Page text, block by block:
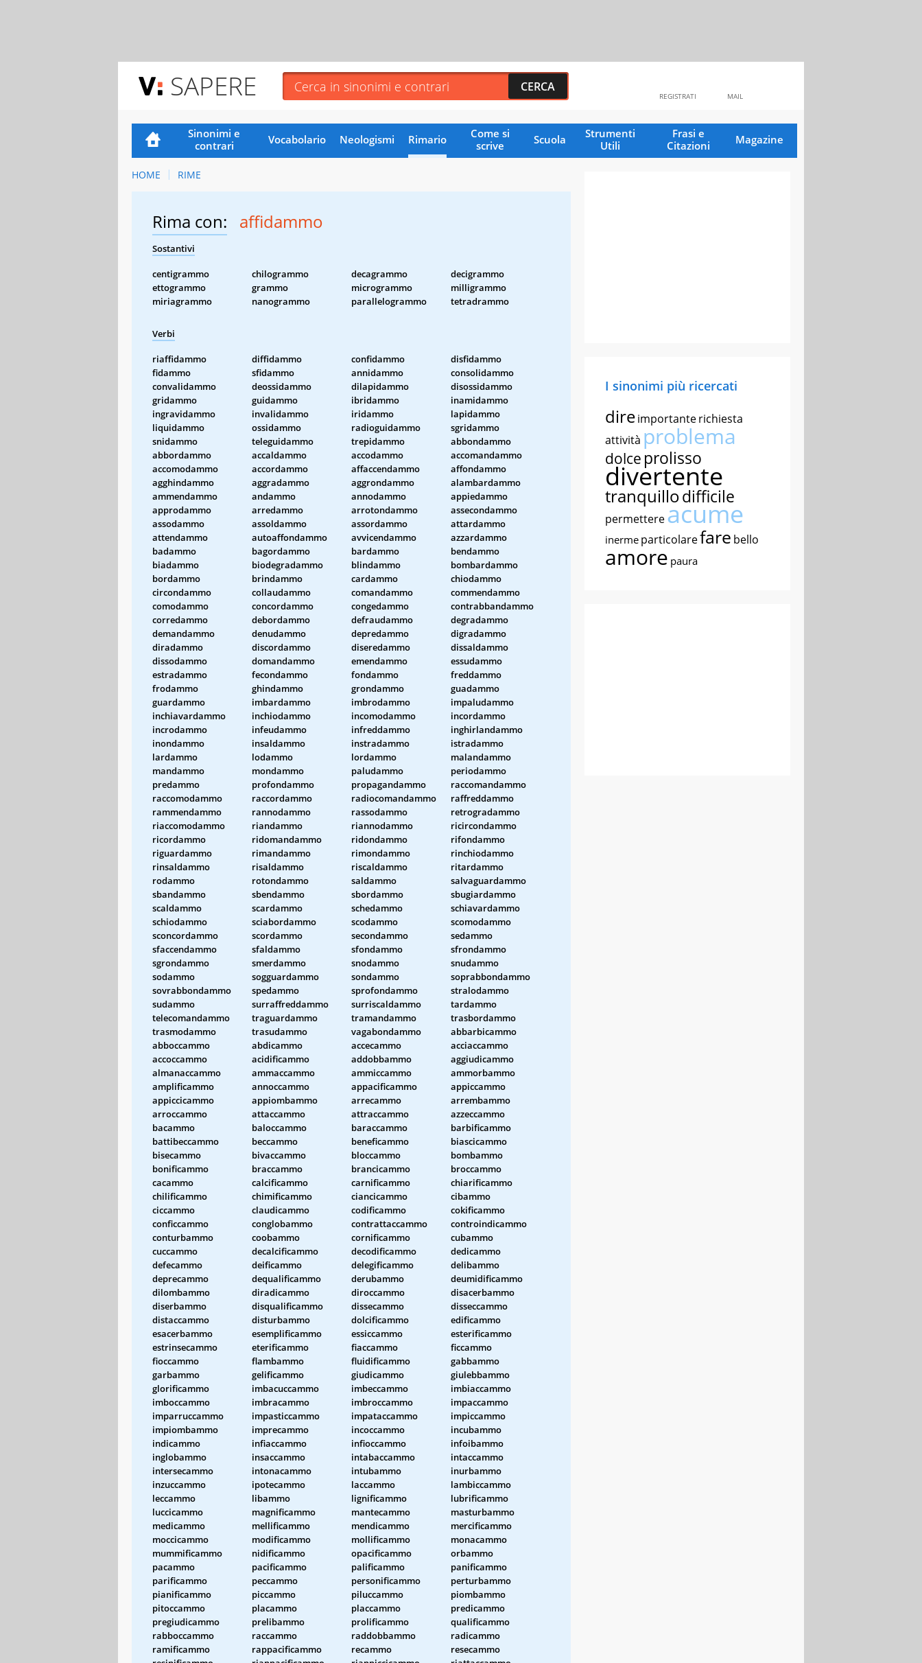
SAPERE MAIL
REGISTRATI
Sinonimi e
contrari
Vocabolario Neologismi Rimario
Come si
scrive
Scuola
Strumenti
Utili
Frasi e
Citazioni
Magazine
HOME RIME
Rima con: affidammo
Sostantivi
centigrammo chilogrammo decagrammo
decigrammo
ettogrammo
grammo microgrammo
milligrammo
miriagrammo
nanogrammo parallelogrammo tetradrammo
Verbi
riaffidammo diffidammo confidammo
disfidammo
fidammo
sfidammo annidammo
consolidammo
convalidammo
deossidammo dilapidammo
disossidammo
gridammo
guidammo ibridammo
inamidammo
ingravidammo
invalidammo iridammo
lapidammo
liquidammo
ossidammo radioguidammo
sgridammo
snidammo
teleguidammo trepidammo
abbondammo
abbordammo
accaldammo accodammo
accomandammo
accomodammo
accordammo affaccendammo
affondammo
agghindammo
aggradammo aggrondammo
alambardammo
ammendammo
andammo annodammo
appiedammo
approdammo
arredammo arrotondammo
assecondammo
assodammo
assoldammo assordammo
attardammo
attendammo
autoaffondammo avvicendammo
azzardammo
badammo
bagordammo bardammo
bendammo
biadammo
biodegradammo blindammo
bombardammo
bordammo
brindammo cardammo
chiodammo
circondammo
collaudammo comandammo
commendammo
comodammo
concordammo congedammo
contrabbandammo
corredammo
debordammo defraudammo
degradammo
demandammo
denudammo depredammo
digradammo
diradammo
discordammo diseredammo
dissaldammo
dissodammo
domandammo emendammo
essudammo
estradammo
fecondammo fondammo
freddammo
frodammo
ghindammo grondammo
guadammo
guardammo
imbardammo imbrodammo
impaludammo
inchiavardammo
inchiodammo incomodammo
incordammo
incrodammo
infeudammo infreddammo
inghirlandammo
inondammo
insaldammo instradammo
istradammo
lardammo
lodammo lordammo
malandammo
mandammo
mondammo paludammo
periodammo
predammo
profondammo propagandammo
raccomandammo
raccomodammo
raccordammo radiocomandammo
raffreddammo
rammendammo
rannodammo rassodammo
retrogradammo
riaccomodammo
riandammo riannodammo
ricircondammo
ricordammo
ridomandammo ridondammo
rifondammo
riguardammo
rimandammo rimondammo
rinchiodammo
rinsaldammo
risaldammo riscaldammo
ritardammo
rodammo
rotondammo saldammo
salvaguardammo
sbandammo
sbendammo sbordammo
sbugiardammo
scaldammo
scardammo schedammo
schiavardammo
schiodammo
sciabordammo scodammo
scomodammo
sconcordammo
scordammo secondammo
sedammo
sfaccendammo
sfaldammo sfondammo
sfrondammo
sgrondammo
smerdammo snodammo
snudammo
sodammo
sogguardammo sondammo
soprabbondammo
sovrabbondammo
spedammo sprofondammo
stralodammo
sudammo
surraffreddammo surriscaldammo
tardammo
telecomandammo
traguardammo tramandammo
trasbordammo
trasmodammo
trasudammo vagabondammo
abbarbicammo
abboccammo
abdicammo accecammo
acciaccammo
accoccammo
acidificammo addobbammo
aggiudicammo
almanaccammo
ammaccammo ammiccammo
ammorbammo
amplificammo
annoccammo appacificammo
appiccammo
appiccicammo
appiombammo arrecammo
arrembammo
arroccammo
attaccammo attraccammo
azzeccammo
bacammo
baloccammo baraccammo
barbificammo
battibeccammo
beccammo beneficammo
biascicammo
bisecammo
bivaccammo bloccammo
bombammo
bonificammo
braccammo brancicammo
broccammo
cacammo
calcificammo carnificammo
chiarificammo
chilificammo
chimificammo ciancicammo
cibammo
ciccammo
claudicammo codificammo
cokificammo
conficcammo
conglobammo contrattaccammo
controindicammo
conturbammo
coobammo cornificammo
cubammo
cuccammo
decalcificammo decodificammo
dedicammo
defecammo
deificammo delegificammo
delibammo
deprecammo
dequalificammo derubammo
deumidificammo
dilombammo
diradicammo diroccammo
disacerbammo
diserbammo
disqualificammo dissecammo
disseccammo
distaccammo
disturbammo dolcificammo
edificammo
esacerbammo
esemplificammo essiccammo
esterificammo
estrinsecammo
eterificammo fiaccammo
ficcammo
fioccammo
flambammo fluidificammo
gabbammo
garbammo
gelificammo giudicammo
giulebbammo
glorificammo
imbacuccammo imbeccammo
imbiaccammo
imboccammo
imbracammo imbroccammo
impaccammo
imparruccammo
impasticcammo impataccammo
impiccammo
impiombammo
imprecammo incoccammo
incubammo
indicammo
infiaccammo infioccammo
infoibammo
inglobammo
insaccammo intabaccammo
intaccammo
intersecammo
intonacammo intubammo
inurbammo
inzuccammo
ipotecammo laccammo
lambiccammo
leccammo
libammo lignificammo
lubrificammo
luccicammo
magnificammo mantecammo
masturbammo
medicammo
mellificammo mendicammo
mercificammo
moccicammo
modificammo mollificammo
monacammo
mummificammo
nidificammo opacificammo
orbammo
pacammo
pacificammo palificammo
panificammo
parificammo
peccammo personificammo
perturbammo
pianificammo
piccammo piluccammo
piombammo
pitoccammo
placammo placcammo
predicammo
pregiudicammo
prelibammo prolificammo
qualificammo
rabboccammo
raccammo raddobbammo
radicammo
ramificammo
rappacificammo recammo
resecammo
I sinonimi più ricercati
direimportanterichiesta
attività problema
dolce prolisso
divertente
tranquillodifficile
permettereacume
inerme particolarefare bello
amore paura